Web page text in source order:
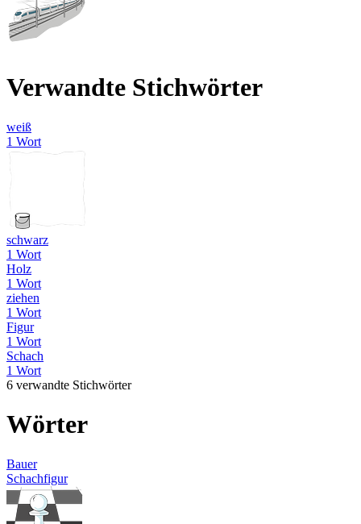
Verwandte Stichwörter
weiß
1 Wort
schwarz
1 Wort
Holz
1 Wort
ziehen
1 Wort
Figur
1 Wort
Schach
1 Wort
6 verwandte Stichwörter
Wörter
Bauer
Schachfigur